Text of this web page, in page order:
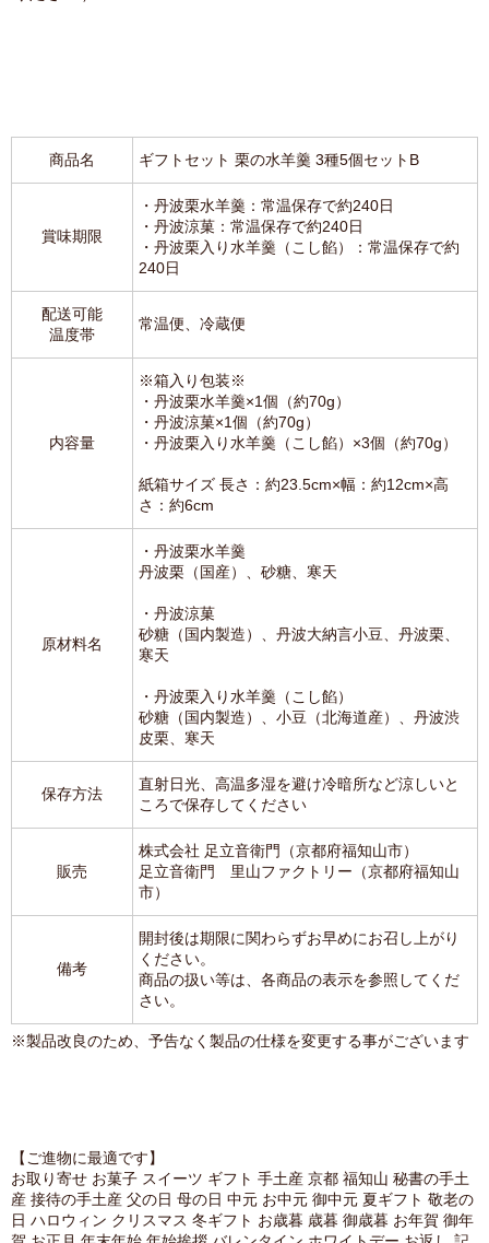
商品名 ギフトセット 栗の水羊羹 3種5個セットB
賞味期限
・丹波栗水羊羹：常温保存で約240日
・丹波涼菓：常温保存で約240日
・丹波栗入り水羊羹（こし餡）：常温保存で約
240日
配送可能
温度帯
常温便、冷蔵便
内容量
※箱入り包装※
・丹波栗水羊羹×1個（約70g）
・丹波涼菓×1個（約70g）
・丹波栗入り水羊羹（こし餡）×3個（約70g）
紙箱サイズ 長さ：約23.5cm×幅：約12cm×高
さ：約6cm
原材料名
・丹波栗水羊羹
丹波栗（国産）、砂糖、寒天
・丹波涼菓
砂糖（国内製造）、丹波大納言小豆、丹波栗、
寒天
・丹波栗入り水羊羹（こし餡）
砂糖（国内製造）、小豆（北海道産）、丹波渋
皮栗、寒天
保存方法
直射日光、高温多湿を避け冷暗所など涼しいと
ころで保存してください
販売
株式会社 足立音衛門（京都府福知山市）
足立音衛門 里山ファクトリー（京都府福知山
市）
備考
開封後は期限に関わらずお早めにお召し上がり
ください。
商品の扱い等は、各商品の表示を参照してくだ
さい。
※製品改良のため、予告なく製品の仕様を変更する事がございます
【ご進物に最適です】
お取り寄せ お菓子 スイーツ ギフト 手土産 京都 福知山 秘書の手土
産 接待の手土産 父の日 母の日 中元 お中元 御中元 夏ギフト 敬老の
日 ハロウィン クリスマス 冬ギフト お歳暮 歳暮 御歳暮 お年賀 御年